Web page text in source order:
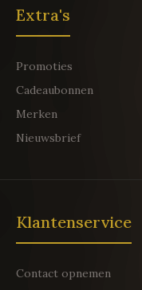
Extra's
Promoties
Cadeaubonnen
Merken
Nieuwsbrief
Klantenservice
Contact opnemen